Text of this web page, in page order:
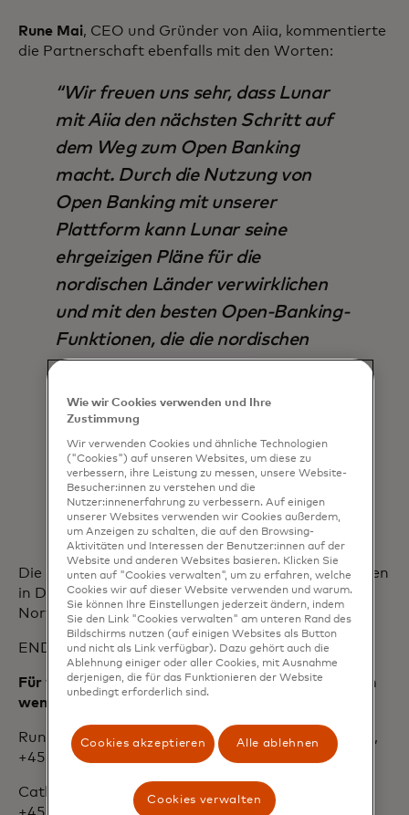
Rune Mai, CEO und Gründer von Aiia, kommentierte
die Partnerschaft ebenfalls mit den Worten:
Wir freuen uns sehr, dass Lunar
mit Aiia den nächsten Schritt auf
dem Weg zum Open Banking
macht. Durch die Nutzung von
Open Banking mit unserer
Plattform kann Lunar seine
ehrgeizigen Pläne für die
nordischen Länder verwirklichen
und mit den besten Open-Banking-
Funktionen, die die nordischen
Länder zu bieten haben, Mehrwert
schaffen. Wir konzentrieren uns
stark darauf, Lunar auf seinem
Weg zur bevorzugten Bankwahl zu
unterstützen, indem wir seinen
Kunden den wahren Wert des
Open Banking näherbringen.
Die Partnerschaft wird in Kürze allen Lunar-Kunden
in Dänemark live übertragen, Schweden und
Norwegen werden folgen.
ENDEN
Für weitere Informationen oder Interviewanfragen
wenden Sie sich bitte an:
Rune Krogh Kallehauge, Leiter PR, Aiia: rk@aiia.eu,
+4525727014
Cathrine Kier, Leiterin PR, Lunar: ckk@lunar.app,
Wie wir Cookies verwenden und Ihre
Zustimmung
Wir verwenden Cookies und ähnliche Technologien
("Cookies") auf unseren Websites, um diese zu
verbessern, ihre Leistung zu messen, unsere Website-
Besucher:innen zu verstehen und die
Nutzer:innenerfahrung zu verbessern. Auf einigen
unserer Websites verwenden wir Cookies außerdem,
um Anzeigen zu schalten, die auf den Browsing-
Aktivitäten und Interessen der Benutzer:innen auf der
Website und anderen Websites basieren. Klicken Sie
unten auf "Cookies verwalten", um zu erfahren, welche
Cookies wir auf dieser Website verwenden und warum.
Sie können Ihre Einstellungen jederzeit ändern, indem
Sie den Link "Cookies verwalten" am unteren Rand des
Bildschirms nutzen (auf einigen Websites als Button
und nicht als Link verfügbar). Dazu gehört auch die
Ablehnung einiger oder aller Cookies, mit Ausnahme
derjenigen, die für das Funktionieren der Website
unbedingt erforderlich sind.
Cookies akzeptieren Alle ablehnen
Cookies verwalten